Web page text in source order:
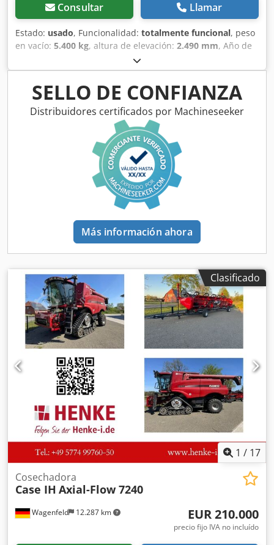
Consultar Llamar
Estado: usado, Funcionalidad: totalmente funcional, peso
en vacío: 5.400 kg, altura de elevación: 2.490 mm, Año de
, horas de funcionamiento:
longitud total:5.550 mm, altura de construcción:2.500
, tipo de accionamiento:Diesel Motor , ancho de
construcción:1.950 mm, Otros Clase de velocidad: 25
Estado técnico: normal Crsdpfx Aiswlxgajdef Estado de la
SELLO DE CONFIANZA
Distribuidores certificados por Machineseeker
Más información ahora
Clasificado
1 / 17
Wagenfeld 12.287 km
Cosechadora
Case IH Axial-Flow 7240
EUR 210.000
precio fijo IVA no incluído